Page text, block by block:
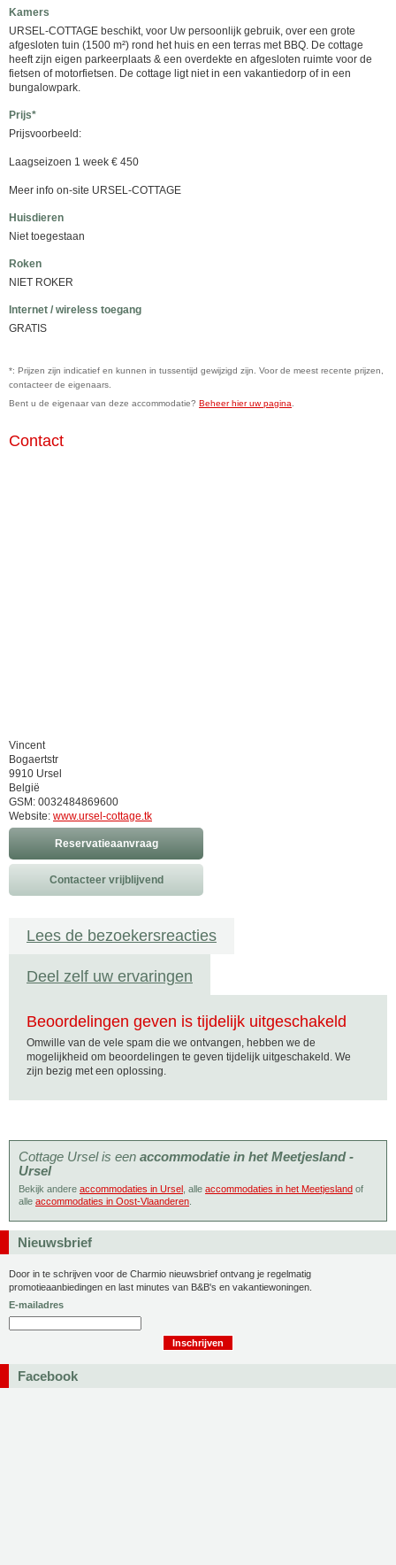
Kamers
URSEL-COTTAGE beschikt, voor Uw persoonlijk gebruik, over een grote
afgesloten tuin (1500 m²) rond het huis en een terras met BBQ. De cottage
heeft zijn eigen parkeerplaats & een overdekte en afgesloten ruimte voor de
fietsen of motorfietsen. De cottage ligt niet in een vakantiedorp of in een
bungalowpark.
Prijs*
Prijsvoorbeeld:
Laagseizoen 1 week € 450
Meer info on-site URSEL-COTTAGE
Huisdieren
Niet toegestaan
Roken
NIET ROKER
Internet / wireless toegang
GRATIS
*: Prijzen zijn indicatief en kunnen in tussentijd gewijzigd zijn. Voor de meest recente prijzen,
contacteer de eigenaars.
Bent u de eigenaar van deze accommodatie? Beheer hier uw pagina
Contact
Vincent
Bogaertstr
9910 Ursel
België
GSM: 0032484869600
Website: www.ursel-cottage.tk
Reservatieaanvraag
Contacteer vrijblijvend
Lees de bezoekersreacties
Deel zelf uw ervaringen
Beoordelingen geven is tijdelijk uitgeschakeld
Omwille van de vele spam die we ontvangen, hebben we de
mogelijkheid om beoordelingen te geven tijdelijk uitgeschakeld. We
zijn bezig met een oplossing.
Cottage Ursel is een accommodatie in het Meetjesland -
Ursel
Bekijk andere accommodaties in Ursel , alle accommodaties in het Meetjesland of
alle accommodaties in Oost-Vlaanderen
Nieuwsbrief
Door in te schrijven voor de Charmio nieuwsbrief ontvang je regelmatig
promotieaanbiedingen en last minutes van B&B's en vakantiewoningen.
E-mailadres
Facebook